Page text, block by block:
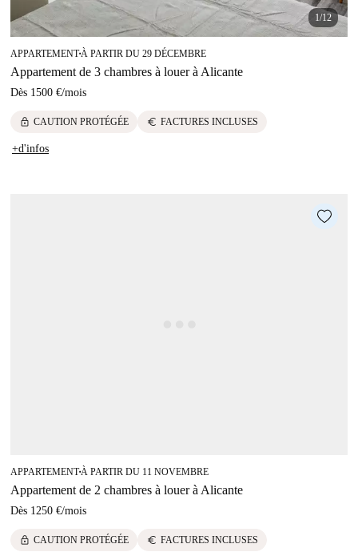
1/12
APPARTEMENT■À PARTIR DU 29 DÉCEMBRE
Appartement de 3 chambres à louer à Alicante
Dès 1500 €/mois
lock CAUTION PROTÉGÉE euro FACTURES INCLUSES
+d'infos
APPARTEMENT■À PARTIR DU 11 NOVEMBRE
Appartement de 2 chambres à louer à Alicante
Dès 1250 €/mois
lock CAUTION PROTÉGÉE euro FACTURES INCLUSES